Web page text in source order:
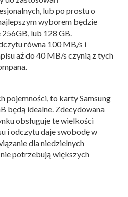
lub po prostu o
wyborem będzie
256GB, lub 128 GB.
równa 100 MB/s i
aż do 40 MB/s czynią z tych
pojemności, to karty Samsung
będą idealne. Zdecydowana
obsługuje te wielkości
i odczytu daje swobodę w
dla niedzielnych
potrzebują większych